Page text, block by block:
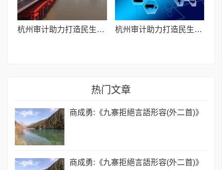
杭州审计助力打造民生交通新标杆 杭州审计助力打造民生交通新标杆
热门文章
商成勇:《九寨拒絕言語形容(外二首)》
商成勇:《九寨拒絕言語形容(外二首)》